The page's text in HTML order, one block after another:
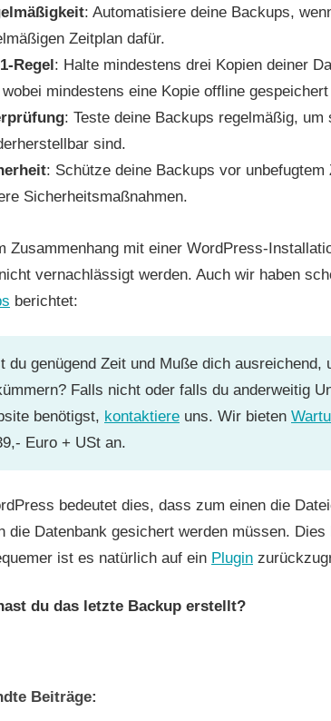
: Automatisiere deine Backups,
Zeitplan dafür.
Regel: Halte mindestens drei Kopien deiner
mindestens eine Kopie offline
: Teste deine Backups regelmäßig,
sind.
: Schütze deine Backups vor
Sicherheitsmaßnahmen.
Zusammenhang mit einer WordPress-
vernachlässigt werden. Auch wir haben
berichtet:
du genügend Zeit und Muße dich
Falls nicht oder falls du anderweitig
benötigst, kontaktiere uns. Wir bieten
Euro + USt an.
bedeutet dies, dass zum einen die
die Datenbank gesichert werden müssen.
ist es natürlich auf ein Plugin
du das letzte Backup erstellt?
Beiträge: